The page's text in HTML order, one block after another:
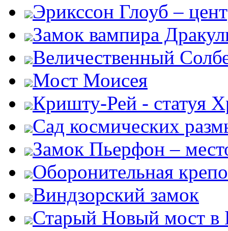
Эрикссон Глоуб –
Замок вампира
Величественный
Мост Моисея
Кришту-Рей - статуя
Сад космических
Замок Пьерфон –
Оборонительная
Виндзорский замок
Старый Новый мост в